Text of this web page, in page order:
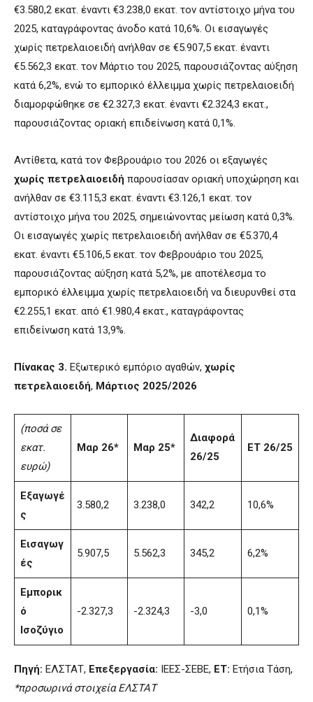
€3.580,2 εκατ. έναντι €3.238,0 εκατ. τον αντίστοιχο μήνα του
2025, καταγράφοντας άνοδο κατά 10,6%. Οι εισαγωγές
χωρίς πετρελαιοειδή ανήλθαν σε €5.907,5 εκατ. έναντι
€5.562,3 εκατ. τον Μάρτιο του 2025, παρουσιάζοντας αύξηση
κατά 6,2%, ενώ το εμπορικό έλλειμμα χωρίς πετρελαιοειδή
διαμορφώθηκε σε €2.327,3 εκατ. έναντι €2.324,3 εκατ.,
παρουσιάζοντας οριακή επιδείνωση κατά 0,1%.
Αντίθετα, κατά τον Φεβρουάριο του 2026 οι εξαγωγές
χωρίς πετρελαιοειδή παρουσίασαν οριακή υποχώρηση και
ανήλθαν σε €3.115,3 εκατ. έναντι €3.126,1 εκατ. τον
αντίστοιχο μήνα του 2025, σημειώνοντας μείωση κατά 0,3%.
Οι εισαγωγές χωρίς πετρελαιοειδή ανήλθαν σε €5.370,4
εκατ. έναντι €5.106,5 εκατ. τον Φεβρουάριο του 2025,
παρουσιάζοντας αύξηση κατά 5,2%, με αποτέλεσμα το
εμπορικό έλλειμμα χωρίς πετρελαιοειδή να διευρυνθεί στα
€2.255,1 εκατ. από €1.980,4 εκατ., καταγράφοντας
επιδείνωση κατά 13,9%.
Πίνακας 3. Εξωτερικό εμπόριο αγαθών, χωρίς
πετρελαιοειδή, Μάρτιος 2025/2026
(ποσά σε
εκατ.
ευρώ)
Μαρ 26* Μαρ 25*
Διαφορά
26/25
ΕΤ 26/25
Εξαγωγέ
ς
3.580,2 3.238,0 342,2 10,6%
Εισαγωγ
ές
5.907,5 5.562,3 345,2 6,2%
Εμπορικ
ό
Ισοζύγιο
-2.327,3 -2.324,3 -3,0 0,1%
Πηγή: ΕΛΣΤΑΤ, Επεξεργασία: ΙΕΕΣ-ΣΕΒΕ, ΕΤ: Ετήσια Τάση,
*προσωρινά στοιχεία ΕΛΣΤΑΤ